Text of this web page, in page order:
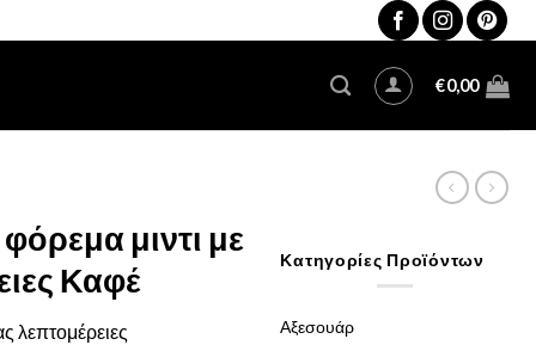
€0,00
μιντι με
Καφέ
λεπτομέρειες
Κατηγορίες Προϊόντων
Αξεσουάρ